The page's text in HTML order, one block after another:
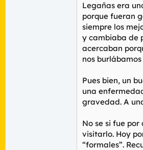
Legañas era
porque fueran
siempre los
y cambiaba de
acercaban
nos
Pues bien, un
una
gravedad. A
No se si fue
visitarlo. Hoy
“formales”.